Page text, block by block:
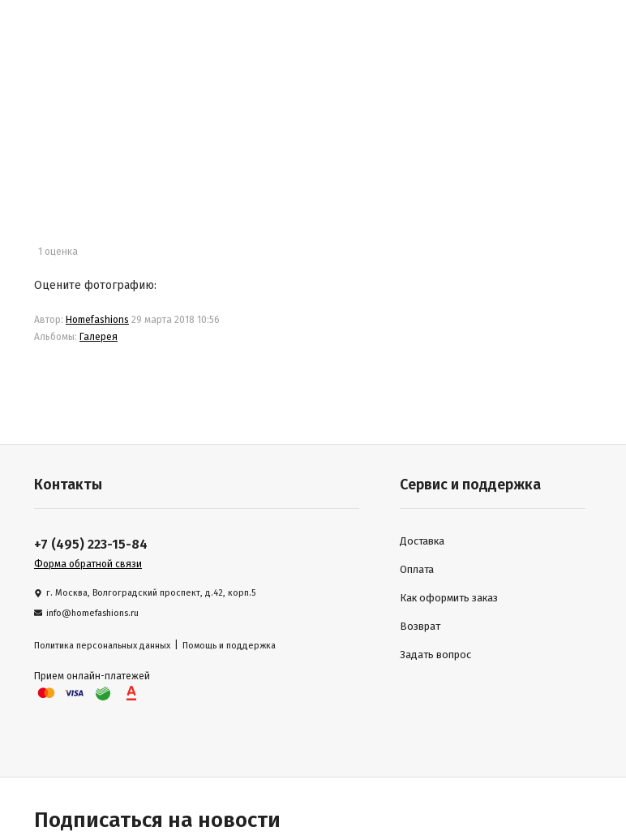
1 оценка
Оцените фотографию:
Автор: Homefashions 29 марта 2018 10:56
Альбомы: Галерея
Контакты
+7 (495) 223-15-84
Форма обратной связи
г. Москва, Волгоградский проспект, д.42, корп.5
info@homefashions.ru
Политика персональных данных Помощь и поддержка
Прием онлайн-платежей
Сервис и поддержка
Доставка
Оплата
Как оформить заказ
Возврат
Задать вопрос
Подписаться на новости